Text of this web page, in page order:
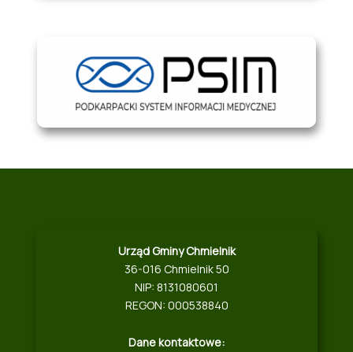
Urząd Gminy Chmielnik
36-016 Chmielnik 50
NIP: 8131080601
REGON: 000538840
Dane kontaktowe: